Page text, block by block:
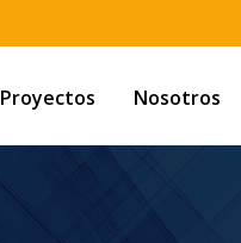
Proyectos Nosotros